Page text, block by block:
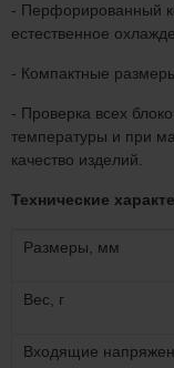
- Перфорированный
естественное
- Компактные
- Проверка всех
температуры и при
качество изделий.
Технические
Размеры, мм
Вес, г
Входящие